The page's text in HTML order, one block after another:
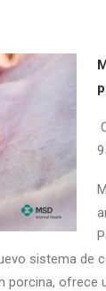
sistema
porcina,